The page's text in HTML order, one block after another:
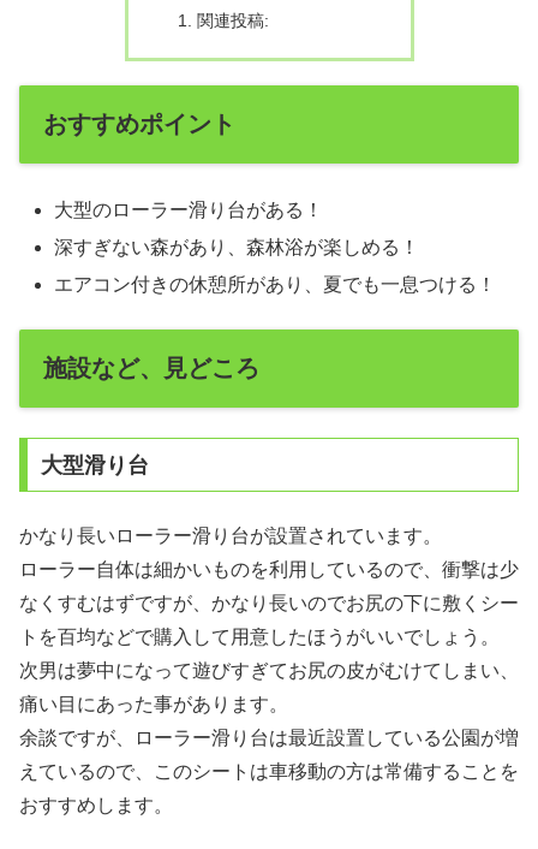
関連投稿:
おすすめポイント
大型のローラー滑り台がある！
深すぎない森があり、森林浴が楽しめる！
エアコン付きの休憩所があり、夏でも一息つける！
施設など、見どころ
大型滑り台
かなり長いローラー滑り台が設置されています。
ローラー自体は細かいものを利用しているので、衝撃は少
なくすむはずですが、かなり長いのでお尻の下に敷くシー
トを百均などで購入して用意したほうがいいでしょう。
次男は夢中になって遊びすぎてお尻の皮がむけてしまい、
痛い目にあった事があります。
余談ですが、ローラー滑り台は最近設置している公園が増
えているので、このシートは車移動の方は常備することを
おすすめします。